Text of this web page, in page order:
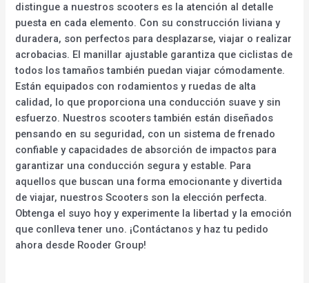
distingue a nuestros scooters es la atención al detalle
puesta en cada elemento. Con su construcción liviana y
duradera, son perfectos para desplazarse, viajar o realizar
acrobacias. El manillar ajustable garantiza que ciclistas de
todos los tamaños también puedan viajar cómodamente.
Están equipados con rodamientos y ruedas de alta
calidad, lo que proporciona una conducción suave y sin
esfuerzo. Nuestros scooters también están diseñados
pensando en su seguridad, con un sistema de frenado
confiable y capacidades de absorción de impactos para
garantizar una conducción segura y estable. Para
aquellos que buscan una forma emocionante y divertida
de viajar, nuestros Scooters son la elección perfecta.
Obtenga el suyo hoy y experimente la libertad y la emoción
que conlleva tener uno. ¡Contáctanos y haz tu pedido
ahora desde Rooder Group!